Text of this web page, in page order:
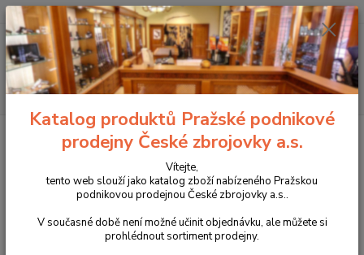
Menu
Hledat
+420 225 375 800
Příslušenství, doplňky a náhradní díly Pro pistole
CZ P-07 / CZ P-09
Tyčka bicí pružiny pro CZ P-07 a CZ P-09 díl č.: 26
Tyčka bicí pružiny pro CZ P-07 a
CZ P-09 díl č.: 26
Katalog produktů Pražské podnikové
prodejny České zbrojovky a.s.
Vítejte,
tento web slouží jako katalog zboží nabízeného Pražskou
podnikovou prodejnou České zbrojovky a.s..
V současné době není možné učinit objednávku, ale můžete si
prohlédnout sortiment prodejny.